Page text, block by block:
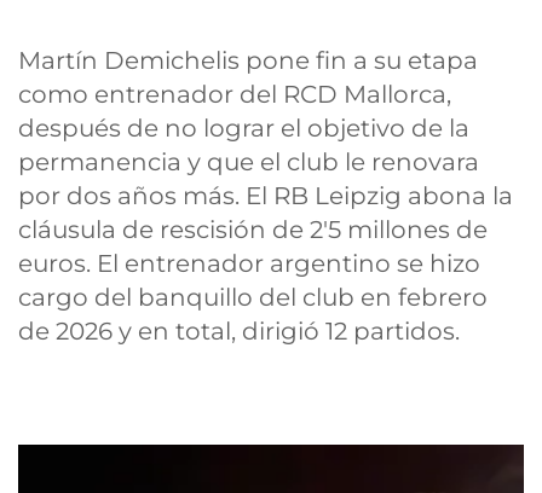
Martín Demichelis pone fin a su etapa
como entrenador del RCD Mallorca,
después de no lograr el objetivo de la
permanencia y que el club le renovara
por dos años más. El RB Leipzig abona la
cláusula de rescisión de 2'5 millones de
euros. El entrenador argentino se hizo
cargo del banquillo del club en febrero
de 2026 y en total, dirigió 12 partidos.